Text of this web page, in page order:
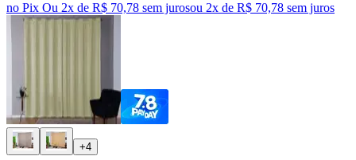
no Pix Ou 2x de R$ 70,78 sem jurosou 2x de R$ 70,78 sem juros
+4